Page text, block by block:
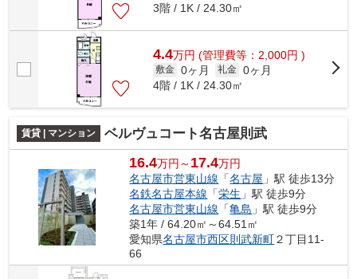
3階 / 1K / 24.30㎡
4.4万円 (管理費等：2,000円 )
敷金 0ヶ月 礼金 0ヶ月
4階 / 1K / 24.30㎡
賃貸 | マンション ベルヴュコート名古屋則武
16.4万円～ 17.4万円
名古屋市営東山線 「名古屋 」駅 徒歩13分
名鉄名古屋本線 「栄生 」駅 徒歩9分
名古屋市営東山線 「亀島 」駅 徒歩9分
築1年 / 64.20㎡～64.51㎡
愛知県名古屋市西区則武新町２丁目11-
66